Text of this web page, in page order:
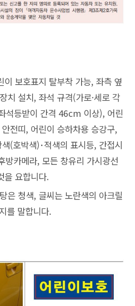
이 보호표지 탈부착 가능, 좌측 옆
치 설치, 좌석 규격(가로·세로 각
석등받이 간격 46cm 이상), 어린
전띠, 어린이 승하차용 승강구,
(호박색)･적색의 표시등, 간접시
방카메라, 모든 창유리 가시광선
을 요합니다.
은 청색, 글씨는 노란색의 아크릴
를 말합니다.